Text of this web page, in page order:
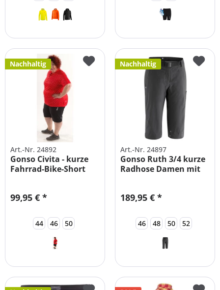
Nachhaltig
Art.-Nr. 24892
Gonso Civita - kurze
Fahrrad-Bike-Short
99,95 € *
44 46 50
Nachhaltig
Art.-Nr. 24897
Gonso Ruth 3/4 kurze
Radhose Damen mit
189,95 € *
46 48 50 52